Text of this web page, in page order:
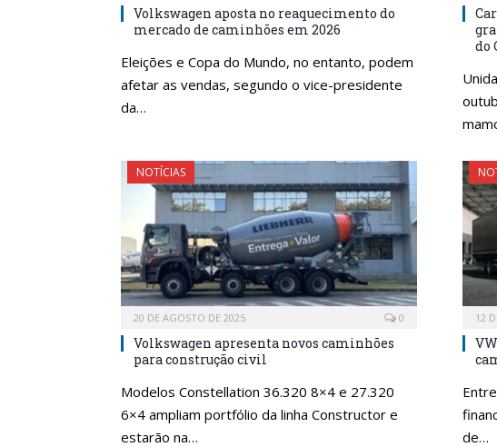
Volkswagen aposta no reaquecimento do
mercado de caminhões em 2026
Eleições e Copa do Mundo, no entanto, podem
afetar as vendas, segundo o vice-presidente
da…
do
NOTÍCIAS
20 DE AGOSTO DE 2025 0
Volkswagen apresenta novos caminhões
para construção civil
Modelos Constellation 36.320 8×4 e 27.320
6×4 ampliam portfólio da linha Constructor e
estarão na…
12
de…